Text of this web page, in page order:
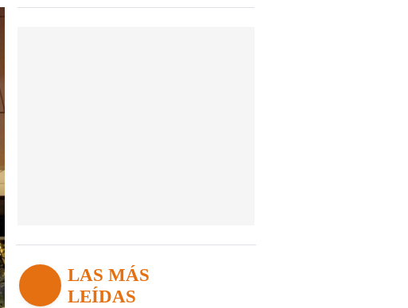
LAS MÁS
LEÍDAS